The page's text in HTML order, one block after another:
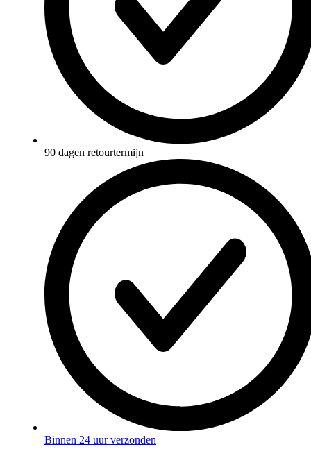
90 dagen retourtermijn
Binnen 24 uur verzonden